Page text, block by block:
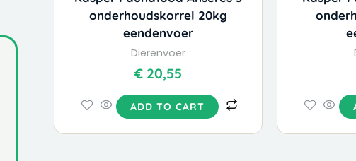
onderhoudskorrel 20kg
eendenvoer
Dierenvoer
€ 20,55
ADD TO CART